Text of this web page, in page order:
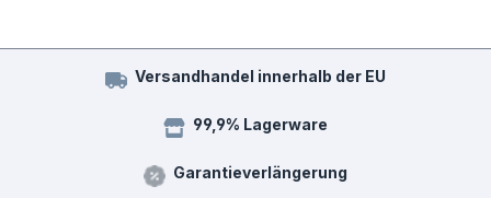
Versandhandel innerhalb der EU
99,9% Lagerware
Garantieverlängerung